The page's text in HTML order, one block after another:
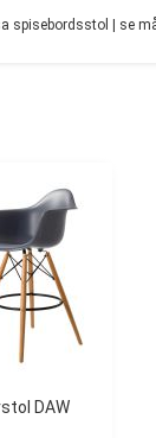
spisebordsstol | se
DAW